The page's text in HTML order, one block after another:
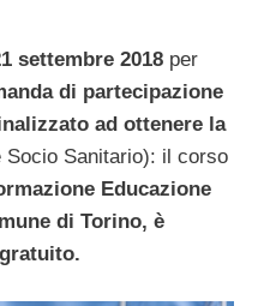
settembre 2018 per
di partecipazione
ad ottenere la
Socio Sanitario): il corso
Educazione
di Torino, è